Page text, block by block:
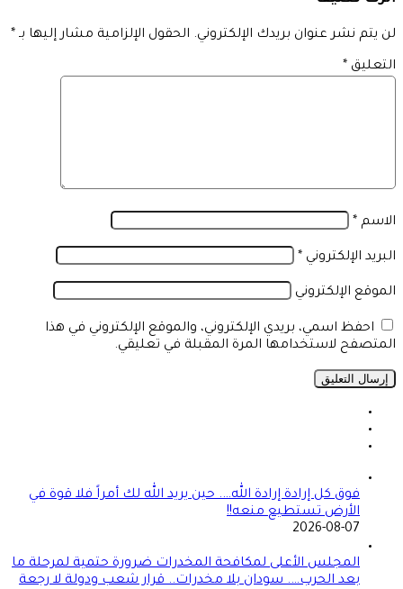
لن يتم نشر عنوان بريدك الإلكتروني. الحقول الإلزامية مشار إليها بـ *
التعليق *
الاسم *
البريد الإلكتروني *
الموقع الإلكتروني
احفظ اسمي، بريدي الإلكتروني، والموقع الإلكتروني في هذا
المتصفح لاستخدامها المرة المقبلة في تعليقي.
فوق كل إرادة إرادة الله…. حين يريد الله لك أمراً فلا قوة في
الأرض تستطيع منعه!!
2026-08-07
المجلس الأعلى لمكافحة المخدرات ضرورة حتمية لمرحلة ما
بعد الحرب…. سودان بلا مخدرات.. قرار شعب ودولة لا رجعة